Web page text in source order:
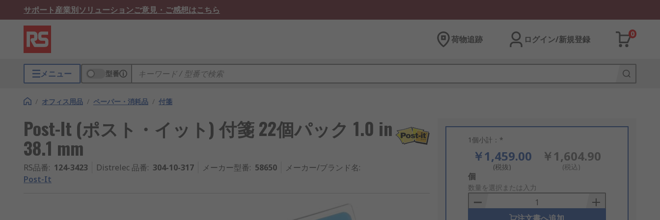
サポート産業別ソリューションご意見・ご感想はこちら
荷物追跡 ログイン/新規登録
0
メニュー 型番
/ オフィス用品 / ペーパー・消耗品 / 付箋
Post-It (ポスト・イット) 付箋 22個パック 1.0 in
38.1 mm
RS品番: 124-3423 Distrelec 品番: 304-10-317 メーカー型番: 58650 メーカー/ブランド名:
Post-It
1個小計：*
￥1,459.00
(税抜)
￥1,604.90
(税込)
Add
to
Basket
個
数量を選択または入力